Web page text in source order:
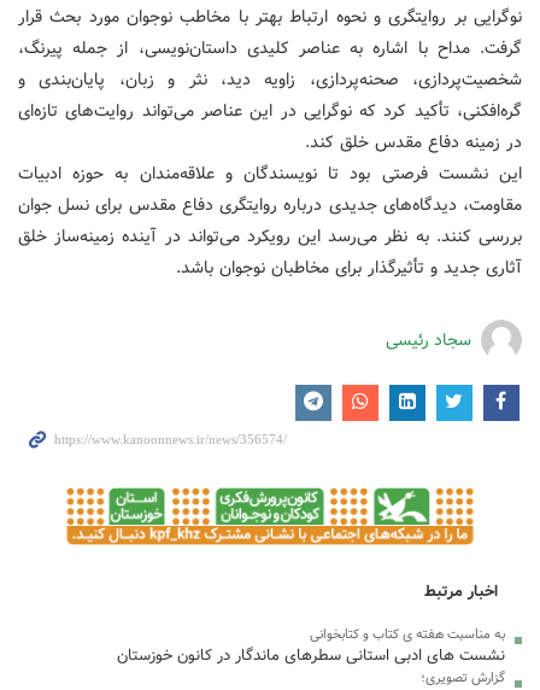
نوگرایی بر روایتگری و نحوه ارتباط بهتر با مخاطب نوجوان مورد بحث قرار
گرفت. مداح با اشاره به عناصر کلیدی داستان‌نویسی، از جمله پیرنگ،
شخصیت‌پردازی، صحنه‌پردازی، زاویه دید، نثر و زبان، پایان‌بندی و
گره‌افکنی، تأکید کرد که نوگرایی در این عناصر می‌تواند روایت‌های تازه‌ای
در زمینه دفاع مقدس خلق کند.
این نشست فرصتی بود تا نویسندگان و علاقه‌مندان به حوزه ادبیات
مقاومت، دیدگاه‌های جدیدی درباره روایتگری دفاع مقدس برای نسل جوان
بررسی کنند. به نظر می‌رسد این رویکرد می‌تواند در آینده زمینه‌ساز خلق
آثاری جدید و تأثیرگذار برای مخاطبان نوجوان باشد.
سجاد رئیسی
اخبار مرتبط
به مناسبت هفته ی کتاب و کتابخوانی
نشست های ادبی استانی سطرهای ماندگار در کانون خوزستان
گزارش تصویری؛